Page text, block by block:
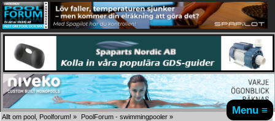
Menu ≡
Allt om pool, Poolforum! » PoolForum - swimmingpooler »